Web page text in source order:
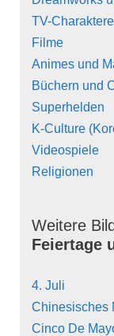
TV-Charaktere
Filme
Animes und
Büchern und
Superhelden
K-Culture
Videospiele
Religionen
Weitere
Feiertage
4. Juli
Chinesisches
Cinco De